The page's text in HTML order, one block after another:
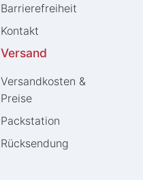
Barrierefreiheit
Kontakt
Versand
Versandkosten &
Preise
Packstation
Rücksendung